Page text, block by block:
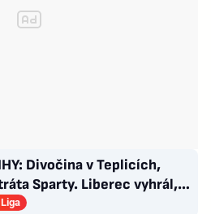
Divočina v Teplicích,
Sparty. Liberec vyhrál,
0:2